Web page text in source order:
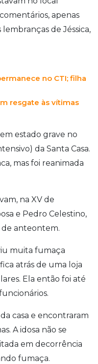
apenas
de Jéssica,
no CTI; filha
resgate às vítimas
estado grave no
da Santa Casa.
mas foi reanimada
na XV de
e Pedro Celestino,
de anteontem.
muita fumaça
atrás de uma loja
Ela então foi até
casa e encontraram
A idosa não se
em decorrência
fumaça.